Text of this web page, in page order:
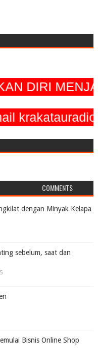
COMMENTS
dengan Minyak Kelapa
sebelum, saat dan
Bisnis Online Shop